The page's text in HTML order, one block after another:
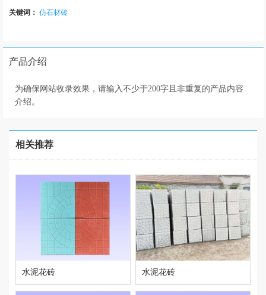
关键词：仿石材砖
产品介绍
为确保网站收录效果，请输入不少于200字且非重复的产品内容
介绍。
相关推荐
水泥花砖 水泥花砖